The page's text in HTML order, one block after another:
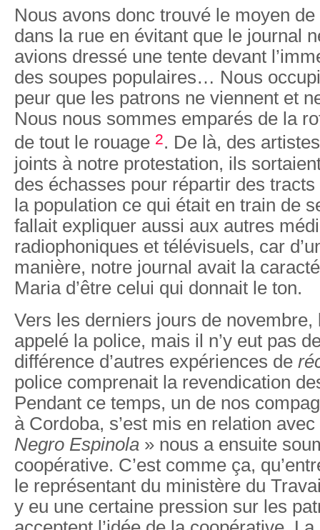
Nous avons donc trouvé le moyen
dans la rue en évitant que le journal
avions dressé une tente devant
des soupes populaires… Nous
peur que les patrons ne viennent et
Nous nous sommes emparés de la
de tout le rouage 2. De là, des
joints à notre protestation, ils
des échasses pour répartir des
la population ce qui était en train de
fallait expliquer aussi aux autres
radiophoniques et télévisuels, car
manière, notre journal avait la
Maria d’être celui qui donnait le ton.
Vers les derniers jours de novembre,
appelé la police, mais il n’y eut pas
différence d’autres expériences de
police comprenait la revendication
Pendant ce temps, un de nos
à Cordoba, s’est mis en relation
Negro Espinola » nous a ensuite
coopérative. C’est comme ça,
le représentant du ministère du
y eu une certaine pression sur les